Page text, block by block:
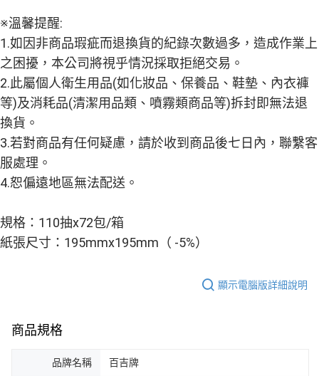
請求用戶進行身份認證。
５．嚴禁一人註冊多個帳號或使用他人資訊註冊。若發現惡意使用之情形，
恩沛科技股份有限公司將有權停止該用戶之使用額度並採取法律行動。
※溫馨提醒:
1.如因非商品瑕疵而退換貨的紀錄次數過多，造成作業上
之困擾，本公司將視乎情況採取拒絕交易。
2.此屬個人衛生用品(如化妝品、保養品、鞋墊、內衣褲
等)及消耗品(清潔用品類、噴霧類商品等)拆封即無法退
換貨。
3.若對商品有任何疑慮，請於收到商品後七日內，聯繫客
服處理。
4.恕偏遠地區無法配送。
規格：110抽x72包/箱
紙張尺寸：195mmx195mm（ -5%）
顯示電腦版詳細說明
商品規格
品牌名稱 百吉牌